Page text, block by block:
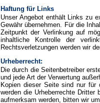
Haftung für Links
Unser Angebot enthält Links zu
Gewähr übernehmen. Für die
Zeitpunkt der Verlinkung auf
inhaltliche Kontrolle der
Rechtsverletzungen werden wir
Urheberrecht:
Die durch die Seitenbetreiber
und jede Art der Verwertung
Kopien dieser Seite sind nur für
werden die Urheberrechte
aufmerksam werden, bitten wir